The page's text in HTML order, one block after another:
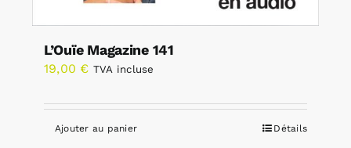
L’Ouïe Magazine 141
19,00 € TVA incluse
Ajouter au panier Détails